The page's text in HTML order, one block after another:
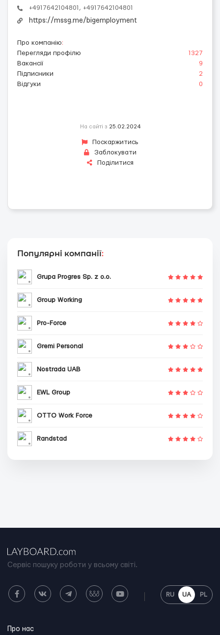
+4917642104801, +4917642104801
https://mssg.me/bigemployment
Про компанію:
Перегляди профілю
1327
Вакансії
9
Підписники
2
Відгуки
0
На сайті з 25.02.2024
Поскаржитись
Заблокувати
Поділитися
Популярні компанії:
Grupa Progres Sp. z o.o.
Group Working
Pro-Force
Gremi Personal
Nostrada UAB
EWL Group
OTTO Work Force
Randstad
Сервіс пошуку роботи у всьому світі.
RU UA PL
Про нас